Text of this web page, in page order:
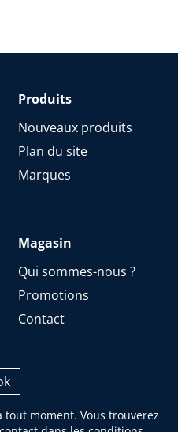
Produits
Nouveaux produits
Plan du site
Marques
Magasin
Qui sommes-nous ?
Promotions
Contact
tout moment. Vous trouverez